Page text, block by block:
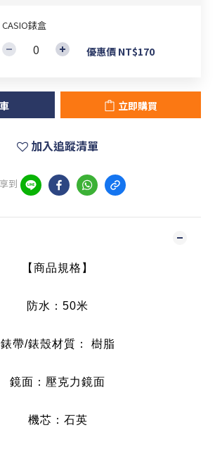
CASIO錶盒
優惠價 NT$170
立即購買
加入追蹤清單
到
【商品規格】
防水：50米
錶帶/錶殼材質： 樹脂
鏡面：壓克力鏡面
機芯：石英